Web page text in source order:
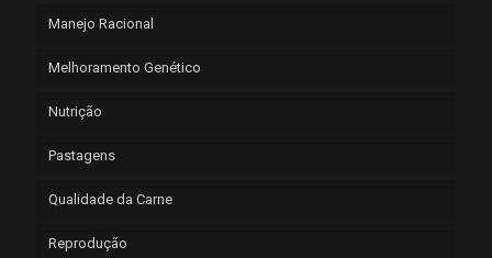
Manejo Racional
Melhoramento Genético
Nutrição
Pastagens
Qualidade da Carne
Reprodução